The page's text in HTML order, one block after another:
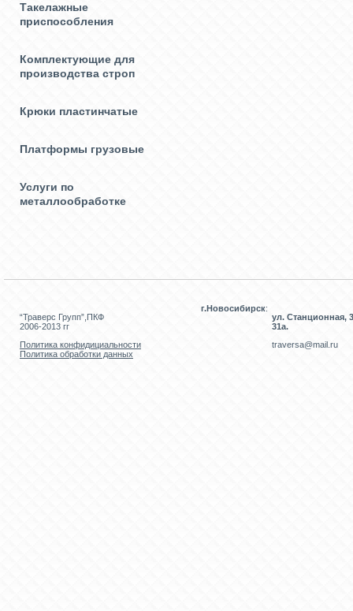
Такелажные
приспособления
Комплектующие для
производства строп
Крюки пластинчатые
Платформы грузовые
Услуги по
металлообработке
“Траверс Групп”,ПКФ
2006-2013 гг
Политика конфидициальности
Политика обработки данных
г.Новосибирск:
ул. Станционная,
31а.
traversa@mail.ru